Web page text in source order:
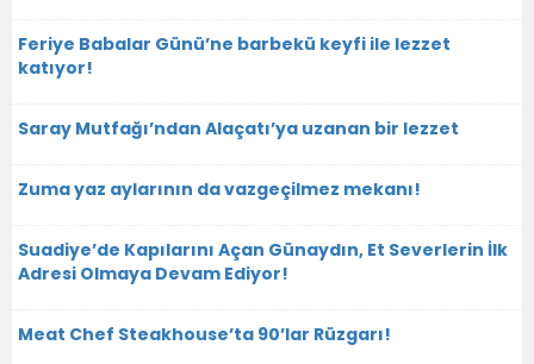
Feriye Babalar Günü’ne barbekü keyfi ile lezzet
katıyor!
Saray Mutfağı’ndan Alaçatı’ya uzanan bir lezzet
Zuma yaz aylarının da vazgeçilmez mekanı!
Suadiye’de Kapılarını Açan Günaydın, Et Severlerin İlk
Adresi Olmaya Devam Ediyor!
Meat Chef Steakhouse’ta 90’lar Rüzgarı!